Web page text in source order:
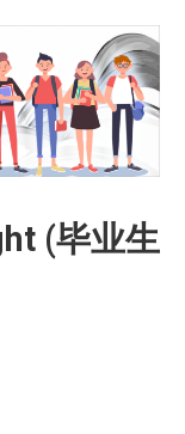
(毕业生